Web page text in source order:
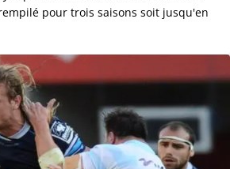
pour trois saisons soit jusqu'en